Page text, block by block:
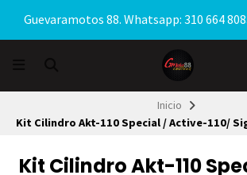
Guevaramotos 88. Whatsapp: 310 664
Inicio
Kit Cilindro Akt-110 Special / Active-110/
Kit Cilindro Akt-110